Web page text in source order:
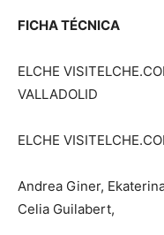
FICHA TÉCNICA
ELCHE
VALLADOLID
ELCHE
Andrea Giner,
Celia Guilabert,